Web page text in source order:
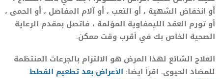
أو انخفاض الشهية ، أو التعب ، أو آلام المفاصل ، أو الحمى ،
أو تورم العقد الليمفاوية المؤلمة ، فاتصل بمقدم الرعاية
الصحية الخاص بك في أقرب وقت ممكن.
العلاج الشائع لهذا المرض هو الالتزام بالجرعات المنتظمة
للمضاد الحيوى. اقرأ ايضا: الأعراض بعد تطعيم القطط